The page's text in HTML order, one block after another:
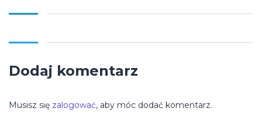
Dodaj komentarz
Musisz się zalogować, aby móc dodać komentarz.